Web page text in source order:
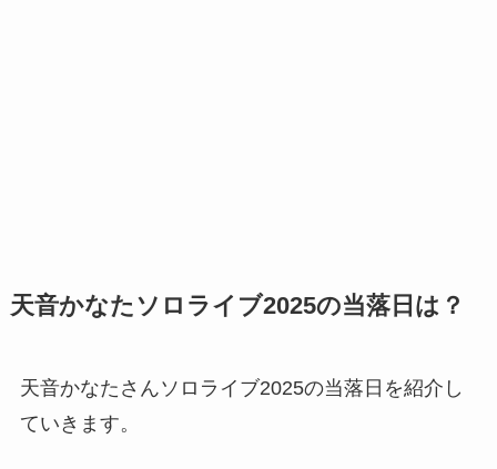
天音かなたソロライブ2025の当落日は？
天音かなたさんソロライブ2025の当落日を紹介し
ていきます。